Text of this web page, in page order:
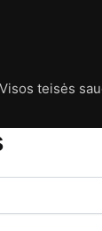
teisės